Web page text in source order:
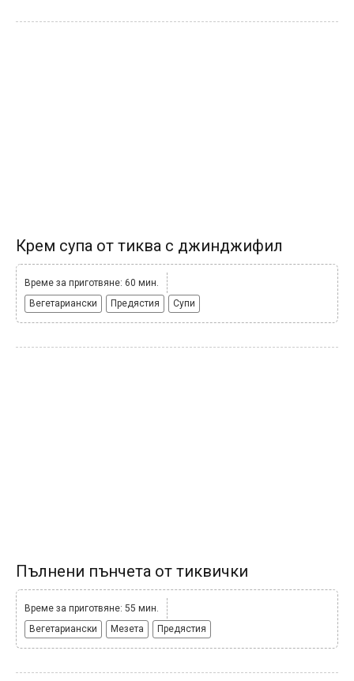
Крем супа от тиква с джинджифил
Време за приготвяне: 60 мин.
Вегетариански
Предястия Супи
Пълнени пънчета от тиквички
Време за приготвяне: 55 мин.
Вегетариански
Мезета Предястия